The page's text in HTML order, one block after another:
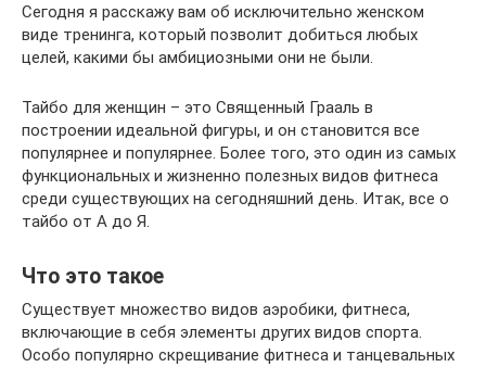
Сегодня я расскажу вам об исключительно женском
виде тренинга, который позволит добиться любых
целей, какими бы амбициозными они не были.
Тайбо для женщин – это Священный Грааль в
построении идеальной фигуры, и он становится все
популярнее и популярнее. Более того, это один из самых
функциональных и жизненно полезных видов фитнеса
среди существующих на сегодняшний день. Итак, все о
тайбо от А до Я.
Что это такое
Существует множество видов аэробики, фитнеса,
включающие в себя элементы других видов спорта.
Особо популярно скрещивание фитнеса и танцевальных